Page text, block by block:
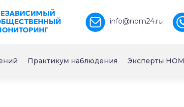
info@nom24.ru
Практикум наблюдения Эксперты НОМ